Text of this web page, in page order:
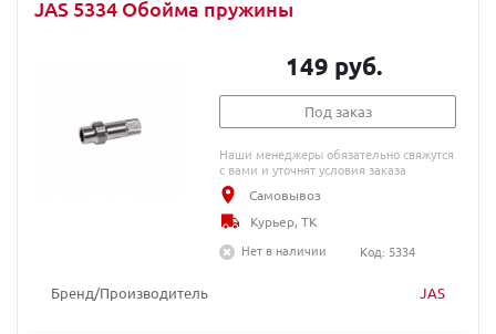
JAS 5334 Обойма пружины
Бренд/Производитель JAS
149 руб.
Под заказ
Наши менеджеры обязательно свяжутся
с вами и уточнят условия заказа
Самовывоз
Курьер, ТК
Нет в наличии
Код: 5334